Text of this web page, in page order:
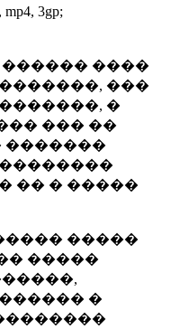
mp4, 3gp;
����
���
�
��� ��
�������
�� � �����
�����
�����
�